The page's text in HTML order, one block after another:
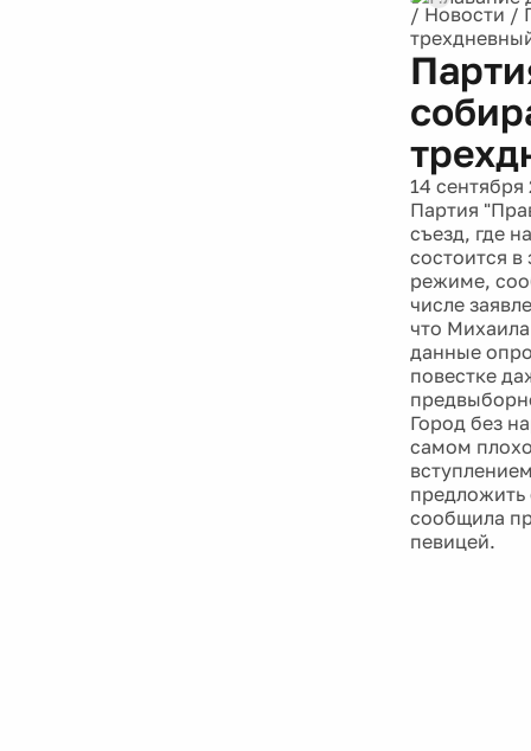
/ Новости /
14 сентября
Партия
съезд, где
состоится
режиме,
числе
что
данные
повестке
Город без
самом
предложить
сообщила
певицей.